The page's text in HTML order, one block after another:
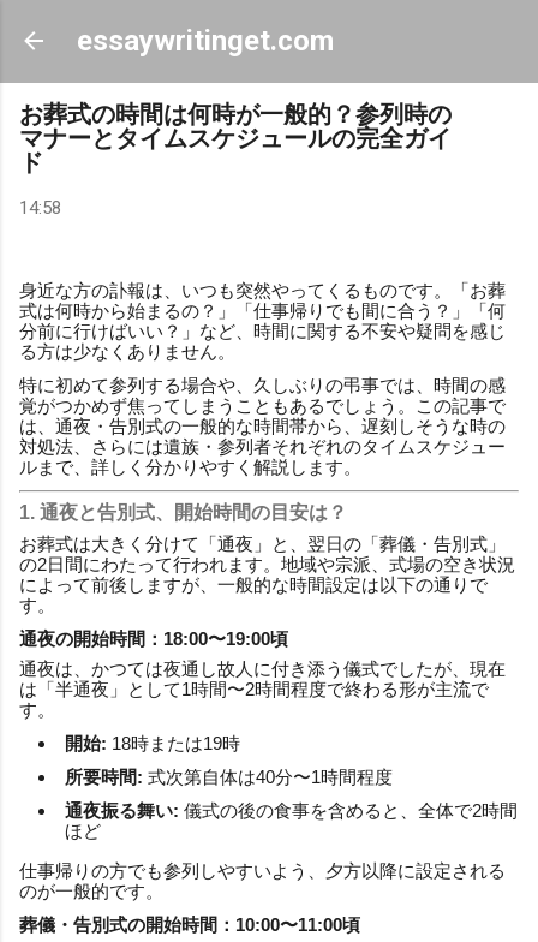
スキップしてメイン コンテンツに移動
essaywritinget.com
お葬式の時間は何時が一般的？参列時の
マナーとタイムスケジュールの完全ガイ
ド
14:58
身近な方の訃報は、いつも突然やってくるものです。「お葬
式は何時から始まるの？」「仕事帰りでも間に合う？」「何
分前に行けばいい？」など、時間に関する不安や疑問を感じ
る方は少なくありません。
特に初めて参列する場合や、久しぶりの弔事では、時間の感
覚がつかめず焦ってしまうこともあるでしょう。この記事で
は、通夜・告別式の一般的な時間帯から、遅刻しそうな時の
対処法、さらには遺族・参列者それぞれのタイムスケジュー
ルまで、詳しく分かりやすく解説します。
1. 通夜と告別式、開始時間の目安は？
お葬式は大きく分けて「通夜」と、翌日の「葬儀・告別式」
の2日間にわたって行われます。地域や宗派、式場の空き状況
によって前後しますが、一般的な時間設定は以下の通りで
す。
通夜の開始時間：18:00〜19:00頃
通夜は、かつては夜通し故人に付き添う儀式でしたが、現在
は「半通夜」として1時間〜2時間程度で終わる形が主流で
す。
開始: 18時または19時
所要時間: 式次第自体は40分〜1時間程度
通夜振る舞い: 儀式の後の食事を含めると、全体で2時間
ほど
仕事帰りの方でも参列しやすいよう、夕方以降に設定される
のが一般的です。
葬儀・告別式の開始時間：10:00〜11:00頃